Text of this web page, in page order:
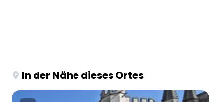
In der Nähe dieses Ortes